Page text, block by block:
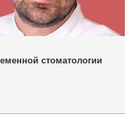
стоматологии